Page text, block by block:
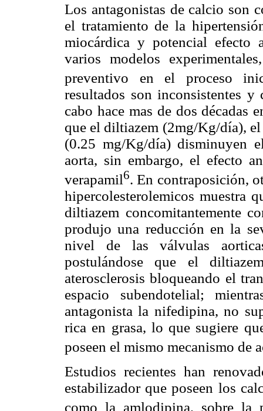
Los antagonistas de calcio son
el tratamiento de la
miocárdica y potencial efecto
varios modelos
preventivo en el proceso
resultados son inconsistentes
cabo hace mas de dos décadas
que el diltiazem (2mg/Kg/día),
(0.25 mg/Kg/día) disminuyen
aorta, sin embargo, el efecto
verapamil6. En contraposición,
hipercolesterolemicos muestra
diltiazem concomitantemente
produjo una reducción en la
nivel de las válvulas
postulándose que el
aterosclerosis bloqueando el
espacio subendotelial;
antagonista la nifedipina, no
rica en grasa, lo que sugiere
poseen el mismo mecanismo de
Estudios recientes han
estabilizador que poseen los
como la amlodipina, sobre la